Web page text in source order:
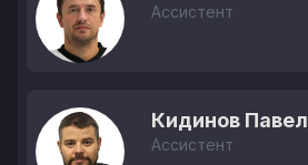
Ассистент
Кидинов Павел
Ассистент